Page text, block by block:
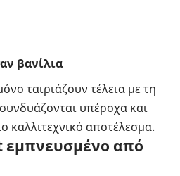
βανίλια
ταιριάζουν τέλεια με τη
υπέροχα και
καλλιτεχνικό αποτέλεσμα.
εμπνευσμένο από